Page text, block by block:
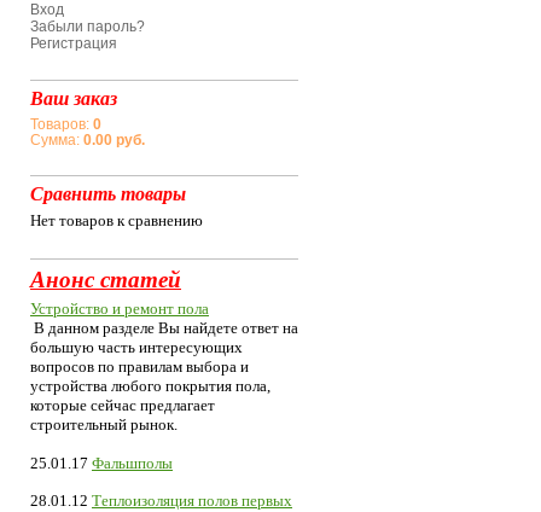
Вход
Забыли пароль?
Регистрация
Ваш заказ
Товаров: 0
Сумма: 0.00 руб.
Сравнить товары
Нет товаров к сравнению
Анонс статей
Устройство и ремонт пола
В данном разделе Вы найдете ответ на
большую часть интересующих
вопросов по правилам выбора и
устройства любого покрытия пола,
которые сейчас предлагает
строительный рынок.
25.01.17 Фальшполы
28.01.12 Теплоизоляция полов первых